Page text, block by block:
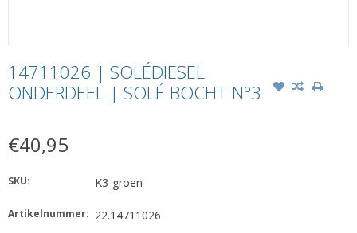
14711026 | SOLÉDIESEL
ONDERDEEL | SOLÉ BOCHT Nº3
€40,95
SKU: K3-groen
Artikelnummer: 22.14711026